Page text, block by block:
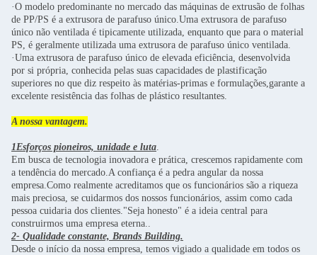
·O modelo predominante no mercado das máquinas de extrusão de folhas
de PP/PS é a extrusora de parafuso único.Uma extrusora de parafuso
único não ventilada é tipicamente utilizada, enquanto que para o material
PS, é geralmente utilizada uma extrusora de parafuso único ventilada.
·Uma extrusora de parafuso único de elevada eficiência, desenvolvida
por si própria, conhecida pelas suas capacidades de plastificação
superiores no que diz respeito às matérias-primas e formulações,garante a
excelente resistência das folhas de plástico resultantes.
A nossa vantagem.
1Esforços pioneiros, unidade e luta
Em busca de tecnologia inovadora e prática, crescemos rapidamente com
a tendência do mercado.A confiança é a pedra angular da nossa
empresa.Como realmente acreditamos que os funcionários são a riqueza
mais preciosa, se cuidarmos dos nossos funcionários, assim como cada
pessoa cuidaria dos clientes."Seja honesto" é a ideia central para
construirmos uma empresa eterna..
2- Qualidade constante, Brands Building.
Desde o início da nossa empresa, temos vigiado a qualidade em todos os